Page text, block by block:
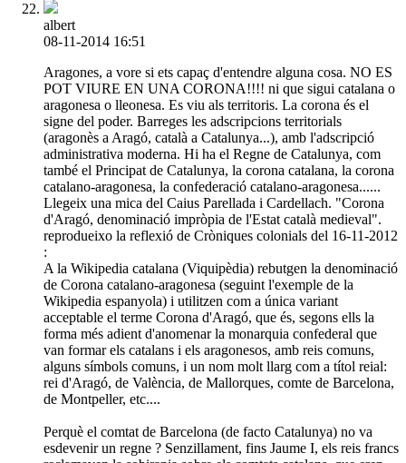
albert
08-11-2014 16:51
Aragones, a vore si ets capaç d'entendre alguna cosa. NO ES
POT VIURE EN UNA CORONA!!!! ni que sigui catalana o
aragonesa o lleonesa. Es viu als territoris. La corona és el
signe del poder. Barreges les adscripcions territorials
(aragonès a Aragó, català a Catalunya...), amb l'adscripció
administrativa moderna. Hi ha el Regne de Catalunya, com
també el Principat de Catalunya, la corona catalana, la corona
catalano-aragonesa, la confederació catalano-aragonesa......
Llegeix una mica del Caius Parellada i Cardellach. "Corona
d'Aragó, denominació impròpia de l'Estat català medieval".
reprodueixo la reflexió de Cròniques colonials del 16-11-2012
:
A la Wikipedia catalana (Viquipèdia) rebutgen la denominació
de Corona catalano-aragonesa (seguint l'exemple de la
Wikipedia espanyola) i utilitzen com a única variant
acceptable el terme Corona d'Aragó, que és, segons ells la
forma més adient d'anomenar la monarquia confederal que
van formar els catalans i els aragonesos, amb reis comuns,
alguns símbols comuns, i un nom molt llarg com a títol reial:
rei d'Aragó, de València, de Mallorques, comte de Barcelona,
de Montpeller, etc....
Perquè el comtat de Barcelona (de facto Catalunya) no va
esdevenir un regne ? Senzillament, fins Jaume I, els reis francs